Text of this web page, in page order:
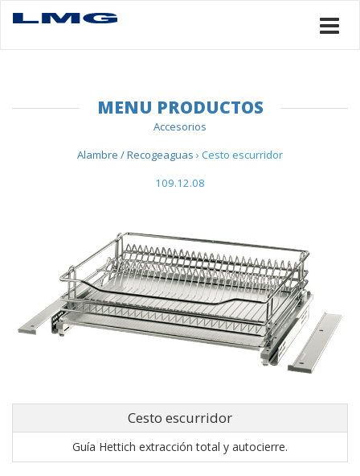
MENU PRODUCTOS
Accesorios
Alambre / Recogeaguas › Cesto escurridor
109.12.08
Cesto escurridor
Guía Hettich extracción total y autocierre.